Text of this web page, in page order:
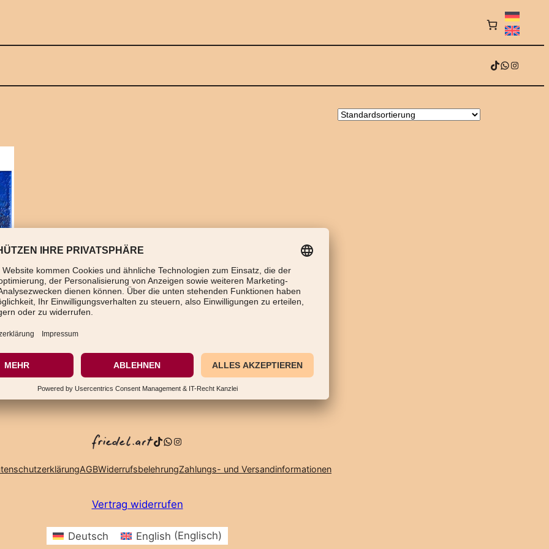
TikTok WhatsApp Instagram
TikTok
WhatsApp
Instagram
AGBWiderrufsbelehrungZahlungs- und Versandinformationen
Vertrag widerrufen
Deutsch English (Englisch)